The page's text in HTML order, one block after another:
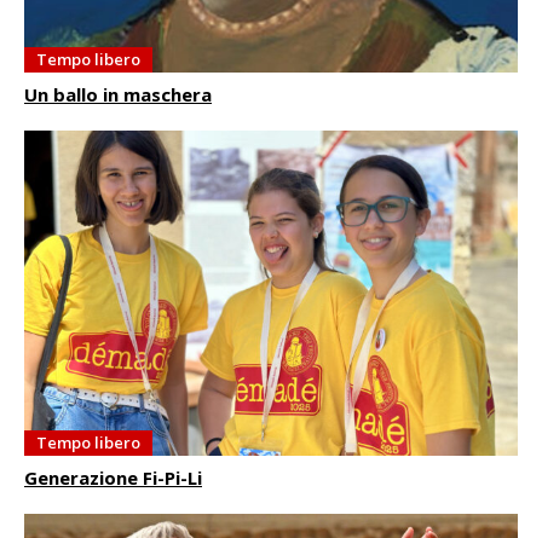
Tempo libero
Un ballo in maschera
Tempo libero
Generazione Fi-Pi-Li